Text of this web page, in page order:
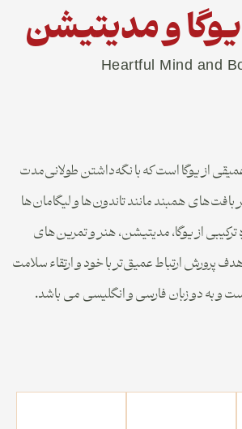
و مدیتیشن
Heartful Mind and
از یوگا است که با نگه‌داشتن طولانی‌مدت
بافت‌های همبند مانند تاندون‌ها و لیگامان‌ها
ترکیبی از یوگا، مدیتیشن، هنر و تمرین‌های
پرورش ارتباط عمیق‌تر با خود و ارتقاء سلامت
و به دو زبان فارسی و انگلیسی می باشد.